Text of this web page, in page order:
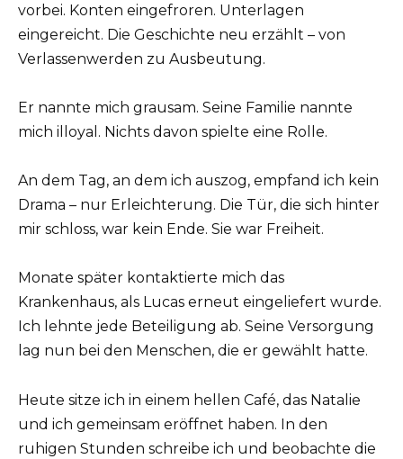
vorbei. Konten eingefroren. Unterlagen
eingereicht. Die Geschichte neu erzählt – von
Verlassenwerden zu Ausbeutung.
Er nannte mich grausam. Seine Familie nannte
mich illoyal. Nichts davon spielte eine Rolle.
An dem Tag, an dem ich auszog, empfand ich kein
Drama – nur Erleichterung. Die Tür, die sich hinter
mir schloss, war kein Ende. Sie war Freiheit.
Monate später kontaktierte mich das
Krankenhaus, als Lucas erneut eingeliefert wurde.
Ich lehnte jede Beteiligung ab. Seine Versorgung
lag nun bei den Menschen, die er gewählt hatte.
Heute sitze ich in einem hellen Café, das Natalie
und ich gemeinsam eröffnet haben. In den
ruhigen Stunden schreibe ich und beobachte die